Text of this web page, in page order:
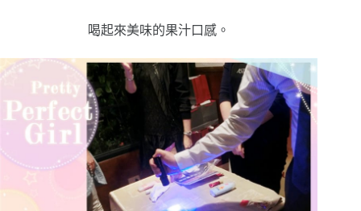
喝起來美味的果汁口感。